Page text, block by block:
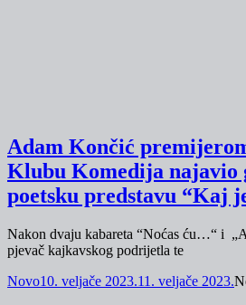
Adam Končić
Klubu Komedija najavio
poetsku predstavu “Kaj
Nakon dvaju kabareta “Noćas ću…“ i
pjevač kajkavskog podrijetla te
Novo10. veljače 2023.11. veljače 2023.